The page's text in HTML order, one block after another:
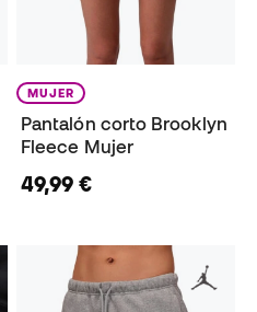
MUJER
Pantalón corto Brooklyn
Fleece Mujer
49,99 €